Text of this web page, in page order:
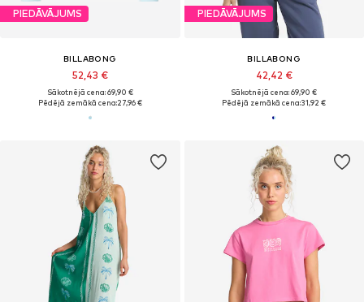
PIEDĀVĀJUMS
BILLABONG
52,43 €
Sākotnējā cena: 69,90 €
Pēdējā zemākā cena:27,96 €
PIEDĀVĀJUMS
BILLABONG
42,42 €
Sākotnējā cena: 69,90 €
Pēdējā zemākā cena:31,92 €